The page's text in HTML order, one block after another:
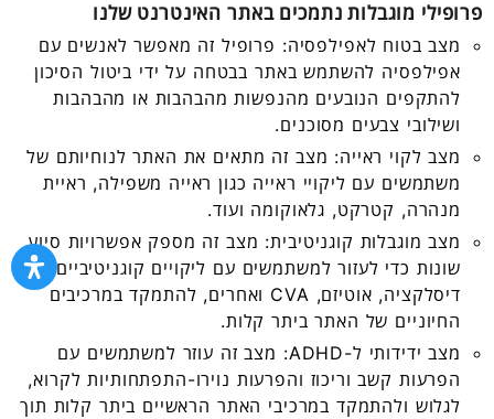
פרופילי מוגבלות נתמכים באתר האינטרנט שלנו
מצב בטוח לאפילפסיה: פרופיל זה מאפשר לאנשים עם
אפילפסיה להשתמש באתר בבטחה על ידי ביטול הסיכון
להתקפים הנובעים מהנפשות מהבהבות או מהבהבות
ושילובי צבעים מסוכנים.
מצב לקוי ראייה: מצב זה מתאים את האתר לנוחיותם של
משתמשים עם ליקויי ראייה כגון ראייה משפילה, ראיית
מנהרה, קטרקט, גלאוקומה ועוד.
מצב מוגבלות קוגניטיבית: מצב זה מספק אפשרויות סיוע
שונות כדי לעזור למשתמשים עם ליקויים קוגניטיביים כגון
דיסלקציה, אוטיזם, CVA ואחרים, להתמקד במרכיבים
החיוניים של האתר ביתר קלות.
מצב ידידותי ל-ADHD: מצב זה עוזר למשתמשים עם
הפרעות קשב וריכוז והפרעות נוירו-התפתחותיות לקרוא,
לגלוש ולהתמקד במרכיבי האתר הראשיים ביתר קלות תוך